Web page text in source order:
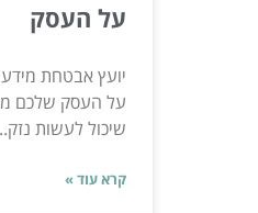
על העסק
יועץ אבטחת מידע
על העסק שלכם
שיכול לעשות
קרא עוד »